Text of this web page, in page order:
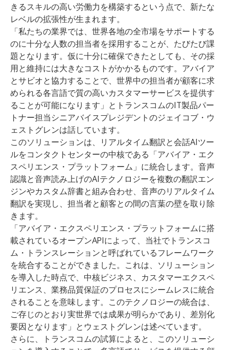
きるスキルの高い労働力を構築するという点で、新たな
レベルの拡張性が生まれます。
「私たちの業界では、世界各地の全市場をサポートする
のに十分な人数の担当者を採用することが、たびたび課
題となります。仮に十分に確保できたとしても、その採
用と維持には大きなコストがかかるものです。アバイア
とサビオと協力することで、世界中の担当者が顧客に求
められる各言語で質の高いカスタマーサービスを提供す
ることが可能になります」とトランスコムのIT製品パー
トナー担当シニアバイスプレジデントのジェイコブ・ウ
ェストグレンは話しています。
このソリューションは、リアルタイム翻訳と会話AIツー
ルをコンタクトセンターの中核である「アバイア・エク
スペリエンス・プラットフォーム」に統合します。音声
認識と音声読み上げのAIテクノロジーを複数の翻訳エン
ジンやカスタム辞書と組み合わせ、音声のリアルタイム
翻訳を実現し、担当者と顧客との間の言葉の壁を取り除
きます。
「アバイア・エクスペリエンス・プラットフォームに搭
載されているオープンAPIによって、当社でトランスコ
ム・トランスレーションと呼ばれているフレームワーク
を統合することができました。これは、ソリューション
を導入した時点で、中核ビジネス、カスタマーエクスペ
リエンス、業務品質保証のプロセスにシームレスに統合
されることを意味します。このテクノロジーの統合は、
ご存じのとおり実世界では成果が明らかであり、差別化
要因となります」とウェストグレンは述べています。
さらに、トランスコムの試算によると、このソリューシ